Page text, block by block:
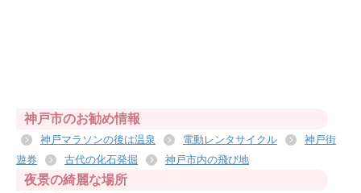
神戸市のお勧め情報
神戸マラソンの後は温泉 電動レンタサイクル
神戸街
遊券
古代の化石発掘 神戸市内の飛び地
夜景の綺麗な場所